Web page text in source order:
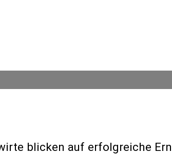
blicken auf erfolgreiche